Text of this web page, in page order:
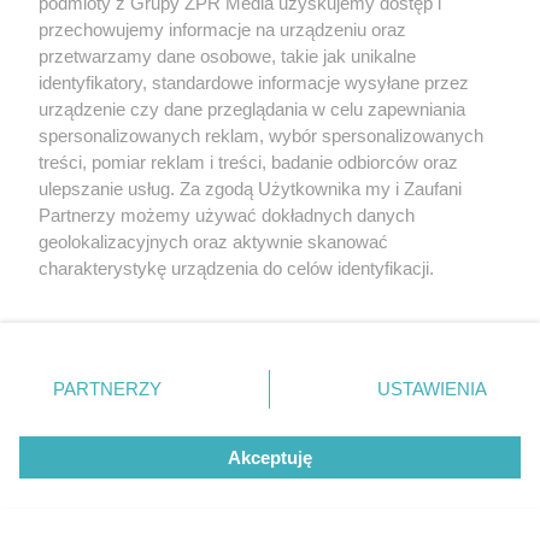
Zrób to po zebraniu borówek, a za
rok zbiory będą obfite
Jesień w Pepco! Stylowe kubki i
dodatki w świetnych cenach
przechowujemy informacje na urządzeniu oraz
przetwarzamy dane osobowe, takie jak unikalne
identyfikatory, standardowe informacje wysyłane przez
urządzenie czy dane przeglądania w celu zapewniania
spersonalizowanych reklam, wybór spersonalizowanych
treści, pomiar reklam i treści, badanie odbiorców oraz
ulepszanie usług. Za zgodą Użytkownika my i Zaufani
Partnerzy możemy używać dokładnych danych
geolokalizacyjnych oraz aktywnie skanować
charakterystykę urządzenia do celów identyfikacji.
zmienić/wycofać klikając przycisk ustawień prywatności
znajdujący się w lewym dolnym rogu strony
rodzaje przetwarzania danych nie wymagają zgody
użytkownika, ale masz prawo sprzeciwić się takiemu
przetwarzaniu. Preferencje będą miały zastosowanie tylko
PARTNERZY USTAWIENIA
Akceptuję